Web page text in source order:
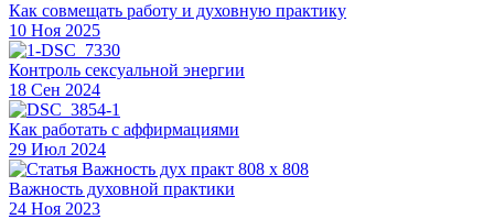
Как совмещать работу и духовную практику
10 Ноя 2025
Контроль сексуальной энергии
18 Сен 2024
Как работать с аффирмациями
29 Июл 2024
Важность духовной практики
24 Ноя 2023